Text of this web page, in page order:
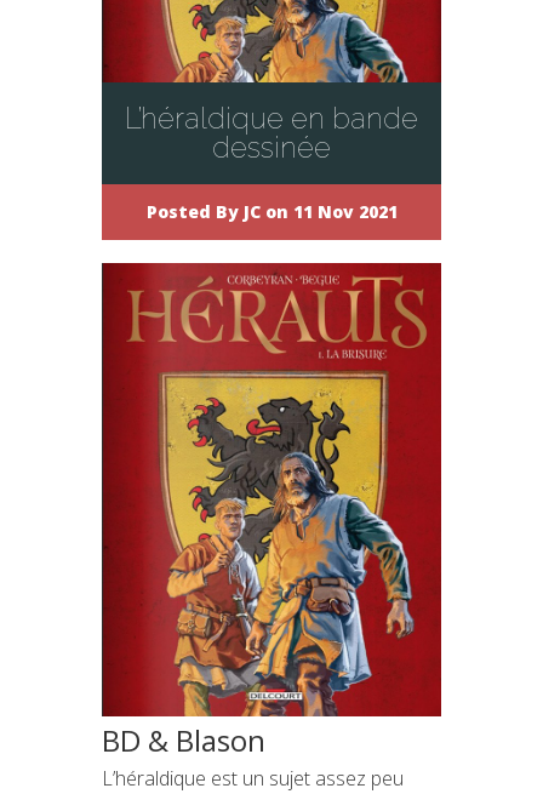
L’héraldique en bande
dessinée
Posted By JCon 11 Nov 2021
BD & Blason
L’héraldique est un sujet assez peu